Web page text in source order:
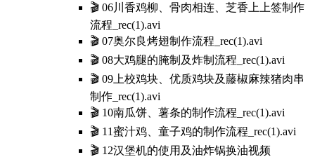
🎬 06川香鸡柳、骨肉相连、芝香上上签制作
流程_rec(1).avi
🎬 07奥尔良烤翅制作流程_rec(1).avi
🎬 08大鸡腿的腌制及炸制流程_rec(1).avi
🎬 09上校鸡块、优质鸡块及藤椒麻辣猪肉串
制作_rec(1).avi
🎬 10南瓜饼、薯条的制作流程_rec(1).avi
🎬 11蜜汁鸡、童子鸡的制作流程_rec(1).avi
🎬 12汉堡机的使用及油炸锅换油视频